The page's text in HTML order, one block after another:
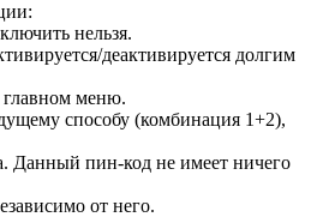
нельзя.
деактивируется долгим
меню.
способу (комбинация 1+2),
Данный пин-код не имеет ничего
от него.